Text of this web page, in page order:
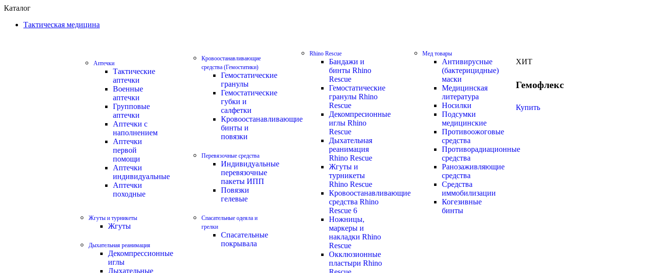
Каталог
Тактическая медицина
Аптечки
Тактические
аптечки
Военные
аптечки
Групповые
аптечки
Аптечки с
наполнением
Аптечки
первой
помощи
Аптечки
индивидуальные
Аптечки
походные
Жгуты и турникеты
Жгуты
Дыхательная реанимация
Декомпрессионные
иглы
Дыхательные
Кровоостанавливающие
средства (Гемостатики)
Гемостатические
гранулы
Гемостатические
губки и
салфетки
Кровоостанавливающие
бинты и
повязки
Перевязочные средства
Индивидуальные
перевязочные
пакеты ИПП
Повязки
гелевые
Спасательные одеяла и
грелки
Спасательные
покрывала
Rhino Rescue
Бандажи и
бинты Rhino
Rescue
Гемостатические
гранулы Rhino
Rescue
Декомпресионные
иглы Rhino
Rescue
Дыхательная
реанимация
Rhino Rescue
Жгуты и
турникеты
Rhino Rescue
Кровоостанавливающие
средства Rhino
Rescue 6
Ножницы,
маркеры и
накладки Rhino
Rescue
Окклюзионные
пластыри Rhino
Мед товары
Антивирусные
(бактерицидные)
маски
Медицинская
литература
Носилки
Подсумки
медицинские
Противоожоговые
средства
Противорадиационные
средства
Ранозаживляющие
средства
Средства
иммобилизации
Когезивные
бинты
ХИТ
Гемофлекс
Купить